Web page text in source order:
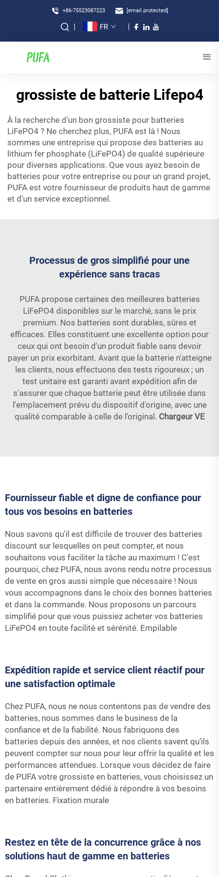
+86-75523087223 [email protected]
FR
grossiste de batterie Lifepo4
À la recherche d'un bon grossiste pour batteries
LiFePO4 ? Ne cherchez plus, PUFA est là ! Nous
sommes une entreprise qui propose des batteries au
lithium fer phosphate (LiFePO4) de qualité supérieure
pour diverses applications. Que vous ayez besoin de
batteries pour votre entreprise ou pour un grand projet,
PUFA est votre fournisseur de produits haut de gamme
et d'un service exceptionnel.
Processus de gros simplifié pour une
expérience sans tracas
PUFA propose certaines des meilleures batteries
LiFePO4 disponibles sur le marché, sans le prix
premium. Nos batteries sont durables, sûres et
efficaces. Elles constituent une excellente option pour
ceux qui ont besoin d'un produit fiable sans devoir
payer un prix exorbitant. Avant que la batterie n'atteigne
les clients, nous effectuons des tests rigoureux ; un
test unitaire est garanti avant expédition afin de
s'assurer que chaque batterie peut être utilisée dans
l'emplacement prévu du dispositif d'origine, avec une
qualité comparable à celle de l'original. Chargeur VE
Fournisseur fiable et digne de confiance pour
tous vos besoins en batteries
Nous savons qu'il est difficile de trouver des batteries
discount sur lesquelles on peut compter, et nous
souhaitons vous faciliter la tâche au maximum ! C'est
pourquoi, chez PUFA, nous avons rendu notre processus
de vente en gros aussi simple que nécessaire ! Nous
vous accompagnons dans le choix des bonnes batteries
et dans la commande. Nous proposons un parcours
simplifié pour que vous puissiez acheter vos batteries
LiFePO4 en toute facilité et sérénité. Empilable
Expédition rapide et service client réactif pour
une satisfaction optimale
Chez PUFA, nous ne nous contentons pas de vendre des
batteries, nous sommes dans le business de la
confiance et de la fiabilité. Nous fabriquons des
batteries depuis des années, et nos clients savent qu’ils
peuvent compter sur nous pour leur offrir la qualité et les
performances attendues. Lorsque vous décidez de faire
de PUFA votre grossiste en batteries, vous choisissez un
partenaire entièrement dédié à répondre à vos besoins
en batteries. Fixation murale
Restez en tête de la concurrence grâce à nos
solutions haut de gamme en batteries